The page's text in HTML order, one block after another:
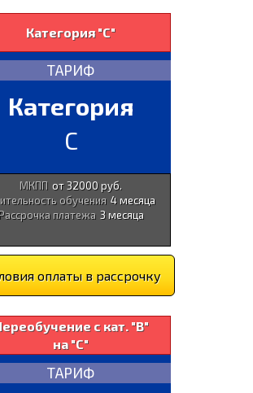
Категория "С"
ТАРИФ
Категория
С
МКПП от 32000 руб.
обучения 4 месяца
платежа 3 месяца
оплаты в рассрочку
с кат. "В"
на "С"
ТАРИФ